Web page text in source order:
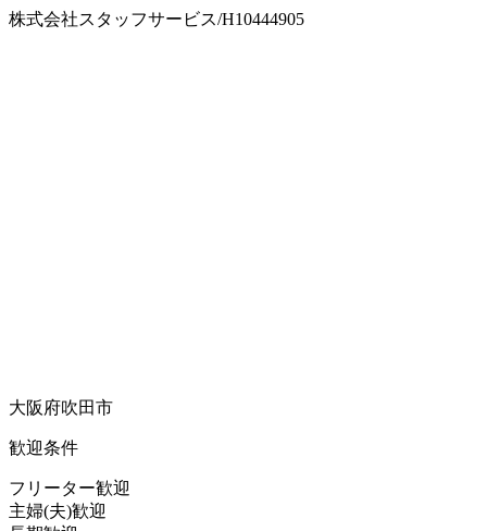
株式会社スタッフサービス/H10444905
大阪府吹田市
歓迎条件
フリーター歓迎
主婦(夫)歓迎